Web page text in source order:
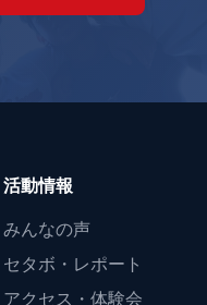
活動情報
みんなの声
セタボ・レポート
アクセス・体験会